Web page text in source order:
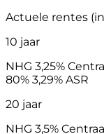
Actuele rentes
10 jaar
NHG 3,25%
80% 3,29% ASR
20 jaar
NHG 3,5%